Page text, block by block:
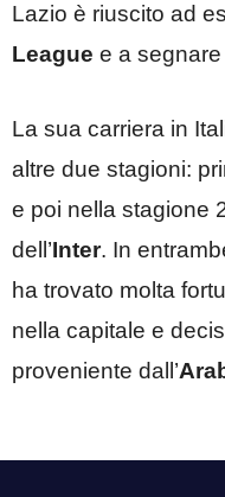
Lazio è riuscito ad
League e a
La sua carriera in
altre due stagioni:
e poi nella stagione
dell’Inter. In
ha trovato molta
nella capitale e
proveniente dall’